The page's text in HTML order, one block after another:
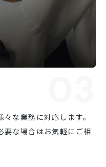
な業務に対応します。
要な場合はお気軽にご相